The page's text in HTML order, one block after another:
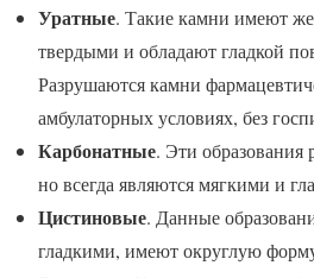
Уратные. Такие камни имеют
твердыми и обладают гладкой
Разрушаются камни
амбулаторных условиях, без
Карбонатные. Эти образования
но всегда являются мягкими и
Цистиновые. Данные
гладкими, имеют округлую